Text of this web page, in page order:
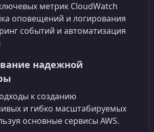
метрик CloudWatch
оповещений и логирования
событий и автоматизация
надежной
к созданию
и гибко масштабируемых
основные сервисы AWS.